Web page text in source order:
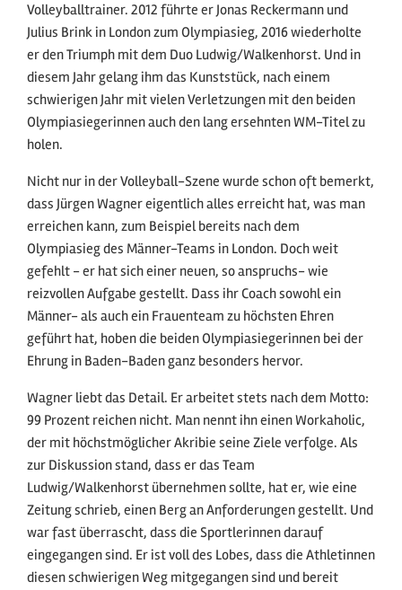
Volleyballtrainer. 2012 führte er Jonas Reckermann und
Julius Brink in London zum Olympiasieg, 2016 wiederholte
er den Triumph mit dem Duo Ludwig/Walkenhorst. Und in
diesem Jahr gelang ihm das Kunststück, nach einem
schwierigen Jahr mit vielen Verletzungen mit den beiden
Olympiasiegerinnen auch den lang ersehnten WM-Titel zu
holen.
Nicht nur in der Volleyball-Szene wurde schon oft bemerkt,
dass Jürgen Wagner eigentlich alles erreicht hat, was man
erreichen kann, zum Beispiel bereits nach dem
Olympiasieg des Männer-Teams in London. Doch weit
gefehlt - er hat sich einer neuen, so anspruchs- wie
reizvollen Aufgabe gestellt. Dass ihr Coach sowohl ein
Männer- als auch ein Frauenteam zu höchsten Ehren
geführt hat, hoben die beiden Olympiasiegerinnen bei der
Ehrung in Baden-Baden ganz besonders hervor.
Wagner liebt das Detail. Er arbeitet stets nach dem Motto:
99 Prozent reichen nicht. Man nennt ihn einen Workaholic,
der mit höchstmöglicher Akribie seine Ziele verfolge. Als
zur Diskussion stand, dass er das Team
Ludwig/Walkenhorst übernehmen sollte, hat er, wie eine
Zeitung schrieb, einen Berg an Anforderungen gestellt. Und
war fast überrascht, dass die Sportlerinnen darauf
eingegangen sind. Er ist voll des Lobes, dass die Athletinnen
diesen schwierigen Weg mitgegangen sind und bereit